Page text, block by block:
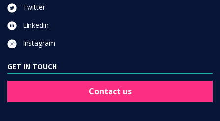
Twitter
Linkedin
Instagram
GET IN TOUCH
Contact us